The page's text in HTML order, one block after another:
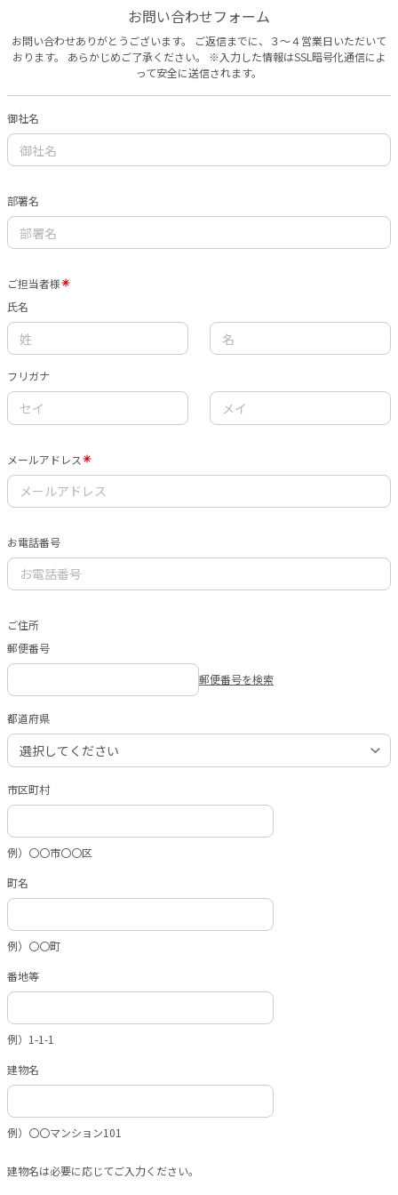
お問い合わせフォーム
お問い合わせありがとうございます。 ご返信までに、３〜４営業日いただいて
おります。 あらかじめご了承ください。 ※入力した情報はSSL暗号化通信によ
って安全に送信されます。
御社名
部署名
ご担当者様
氏名
フリガナ
メールアドレス
お電話番号
ご住所
郵便番号
郵便番号を検索
都道府県
市区町村
例）〇〇市〇〇区
町名
例）〇〇町
番地等
例）1-1-1
建物名
例）〇〇マンション101
建物名は必要に応じてご入力ください。